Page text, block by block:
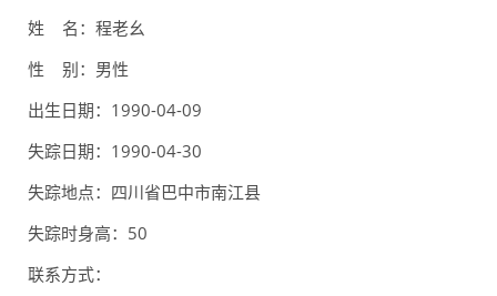
姓 名：程老幺
性 别：男性
出生日期：1990-04-09
失踪日期：1990-04-30
失踪地点：四川省巴中市南江县
失踪时身高：50
联系方式：